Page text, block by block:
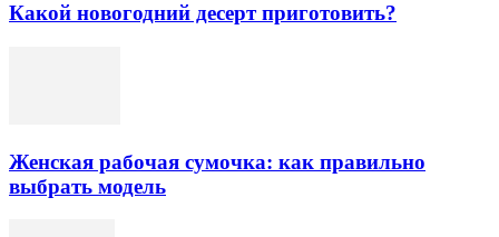
Какой новогодний десерт приготовить?
Женская рабочая сумочка: как правильно
выбрать модель